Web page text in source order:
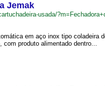
Jemak
usada/
em aço inox tipo
com produto alimentado dentro...